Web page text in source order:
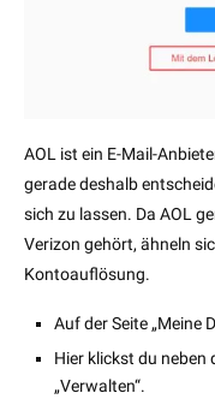
AOL ist ein E-Mail-
gerade deshalb
sich zu lassen. Da AOL
Verizon gehört, ähneln
Kontoauflösung.
Auf der Seite „Meine
Hier klickst du neben
„Verwalten“.